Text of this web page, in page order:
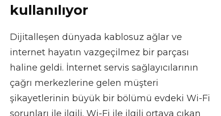
kullanılıyor
Dijitalleşen dünyada kablosuz ağlar ve
internet hayatın vazgeçilmez bir parçası
haline geldi. İnternet servis sağlayıcılarının
çağrı merkezlerine gelen müşteri
şikayetlerinin büyük bir bölümü evdeki Wi-Fi
sorunları ile ilgili. Wi-Fi ile ilgili ortaya çıkan